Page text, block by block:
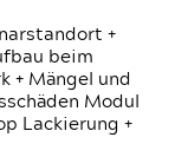
+
beim
+ Mängel und
Modul
Lackierung +